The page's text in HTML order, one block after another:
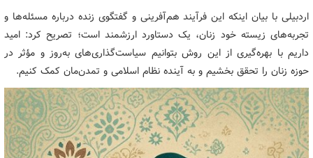
اردبیلی با بیان اینکه این فرآیند هم‌آفرینی و گفتگوی زنده درباره مسئله‌ها و
تجربه‌های زیسته خود زنان، یک دستاورد ارزشمند است؛ تصریح کرد: امید
داریم با بهره‌گیری از این روش بتوانیم سیاست‌گذاری‌های به‌روز و مؤثر در
حوزه زنان را تحقق بخشیم و به آینده نظام اسلامی و تمدن‌مان کمک کنیم.